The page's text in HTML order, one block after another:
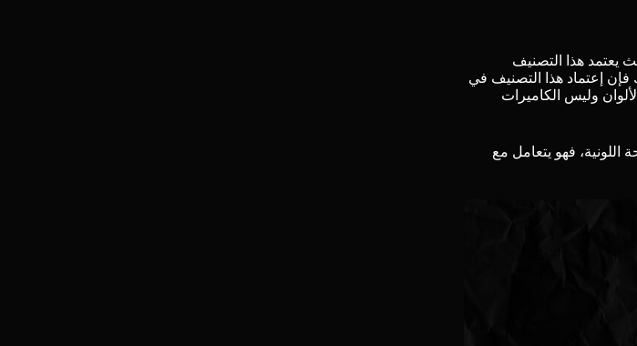
يعتمد هذا التصنيف
فإن إعتماد هذا التصنيف في
وليس الكاميرات
فهو يتعامل مع